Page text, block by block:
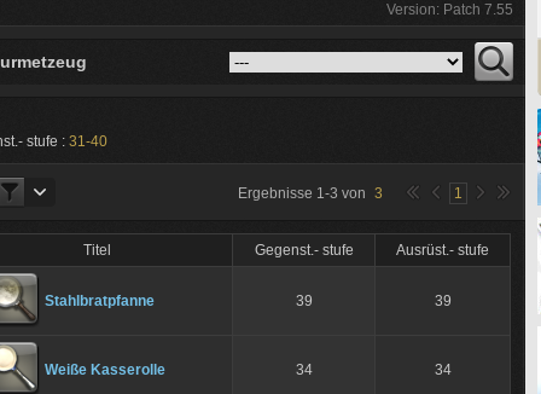
Version: Patch 7.55
stufe : 31-40
Ergebnisse 1-3 von 3 1
Titel Gegenst.- stufe Ausrüst.- stufe
Stahlbratpfanne 39 39
Weiße Kasserolle 34 34